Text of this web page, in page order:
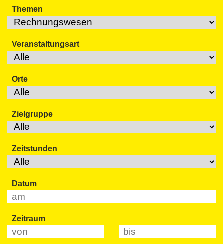
Shop
NWB NEO
Themen
Veranstaltungsart
Orte
Zielgruppe
Zeitstunden
Datum
Zeitraum